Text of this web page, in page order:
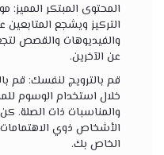
المحتوى المبتكر
التركيز ويشجع
والفيديوهات والقصص
عن الآخرين.
قم بالترويج لنفسك: قم
خلال استخدام الوسوم
والمناسبات ذات الصلة.
الأشخاص ذوي
الخاص بك.